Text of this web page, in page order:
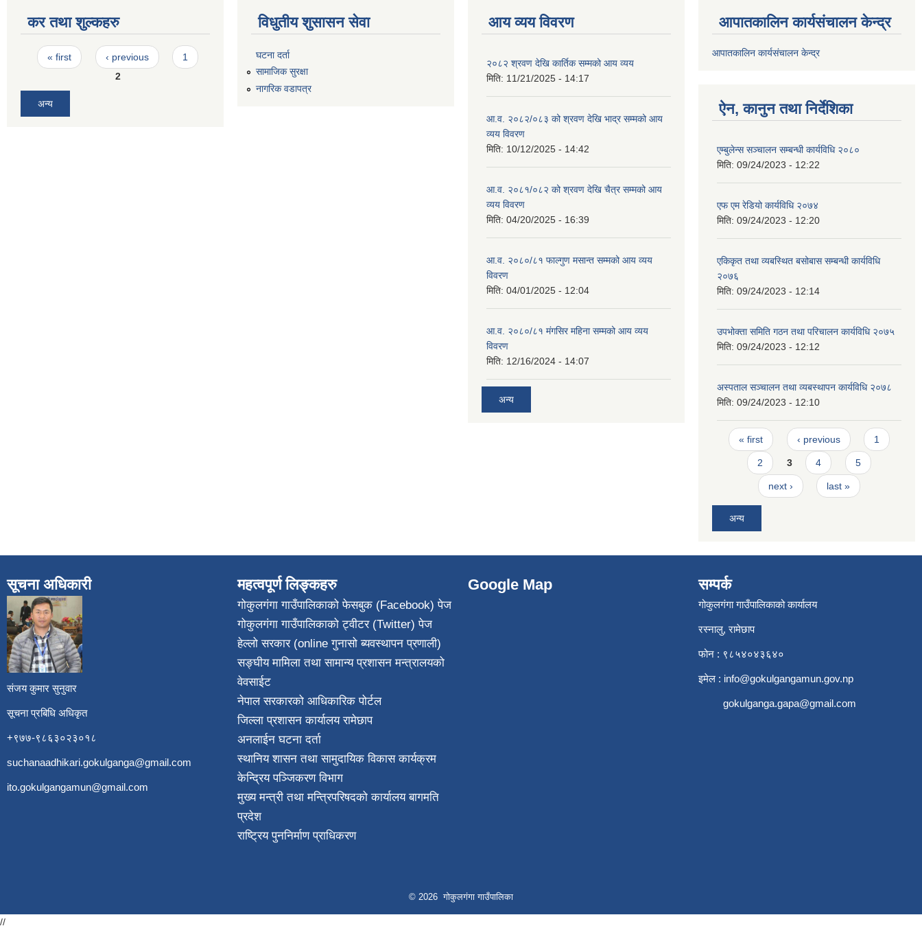
कर तथा शुल्कहरु
Pages
« first ‹ previous
1
2
अन्य
विधुतीय शुसासन सेवा
घटना दर्ता
सामाजिक सुरक्षा
नागरिक वडापत्र
आय व्यय विवरण
२०८२ श्रवण देखि कार्तिक सम्मको आय व्यय
मिति: 11/21/2025 - 14:17
आ.व. २०८२/०८३ को श्रवण देखि भाद्र सम्मको आय
व्यय विवरण
मिति: 10/12/2025 - 14:42
आ.व. २०८१/०८२ को श्रवण देखि चैत्र सम्मको आय
व्यय विवरण
मिति: 04/20/2025 - 16:39
आ.व. २०८०/८१ फाल्गुण मसान्त सम्मको आय व्यय
विवरण
मिति: 04/01/2025 - 12:04
आ.व. २०८०/८१ मंगसिर महिना सम्मको आय व्यय
विवरण
मिति: 12/16/2024 - 14:07
अन्य
आपातकालिन कार्यसंचालन केन्द्र
आपातकालिन कार्यसंचालन केन्द्र
ऐन, कानुन तथा निर्देशिका
एम्बुलेन्स सञ्चालन सम्बन्धी कार्यविधि २०८०
मिति: 09/24/2023 - 12:22
एफ एम रेडियो कार्यविधि २०७४
मिति: 09/24/2023 - 12:20
एकिकृत तथा व्यबस्थित बसोबास सम्बन्धी कार्यविधि
२०७६
मिति: 09/24/2023 - 12:14
उपभोक्ता समिति गठन तथा परिचालन कार्यविधि २०७५
मिति: 09/24/2023 - 12:12
अस्पताल सञ्चालन तथा व्यबस्थापन कार्यविधि २०७८
मिति: 09/24/2023 - 12:10
Pages
« first ‹ previous 1
2 3 4 5
next › last »
अन्य
सूचना अधिकारी
संजय कुमार सुनुवार
सूचना प्रबिधि अधिकृत
+९७७-९८६३०२३०१८
suchanaadhikari.gokulganga@gmail.com
ito.gokulgangamun@gmail.com
महत्वपूर्ण लिङ्कहरु
गोकुलगंगा गाउँपालिकाको फेसबुक (Facebook) पेज
गोकुलगंगा गाउँपालिकाको ट्वीटर (Twitter) पेज
हेल्लो सरकार (online गुनासो ब्यवस्थापन प्रणाली)
सङ्घीय मामिला तथा सामान्य प्रशासन मन्त्रालयको
वेवसाईट
नेपाल सरकारको आधिकारिक पोर्टल
जिल्ला प्रशासन कार्यालय रामेछाप
अनलाईन घटना दर्ता
स्थानिय शासन तथा सामुदायिक विकास कार्यक्रम
केन्द्रिय पञ्जिकरण विभाग
मुख्य मन्त्री तथा मन्त्रिपरिषदको कार्यालय बागमति
प्रदेश
राष्ट्रिय पुननिर्माण प्राधिकरण
Google Map सम्पर्क
गोकुलगंगा गाउँपालिकाको कार्यालय
रस्नालु, रामेछाप
फोन : ९८५४०४३६४०
इमेल : info@gokulgangamun.gov.np
gokulganga.gapa@gmail.com
© 2026 गोकुलगंगा गाउँपालिका
//